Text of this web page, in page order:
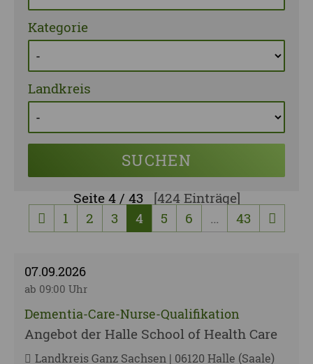
Kategorie
Landkreis
SUCHEN
Seite 4 / 43
[424 Einträge]
vorherige Seite
1 2 3 4 5 6 … 43
07.09.2026
ab 09:00 Uhr
Dementia-Care-Nurse-Qualifikation
Angebot der Halle School of Health Care
Landkreis Ganz Sachsen | 06120 Halle (Saale)